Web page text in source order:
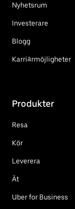
Nyhetsrum
Investerare
Blogg
Karriärmöjligheter
Produkter
Resa
Kör
Leverera
Ät
Uber for Business